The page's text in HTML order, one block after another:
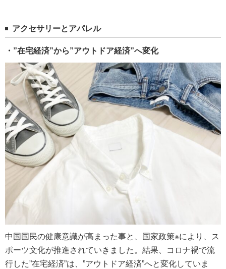
アクセサリーとアパレル
・”在宅経済”から”アウトドア経済”へ変化
中国国民の健康意識が高まった事と、国家政策※により、ス
ポーツ文化が推進されていきました。結果、コロナ禍で流
行した”在宅経済”は、”アウトドア経済”へと変化していま